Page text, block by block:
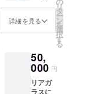
テッ
カーが
載〜掲
載開始
から半
年 ・
詳細を見る
リ
タ
ー
ン
を
選
択
す
る
50,
000 円
リアガ
ラスに